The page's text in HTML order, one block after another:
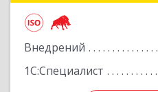
Внедрений
1С:Специалист